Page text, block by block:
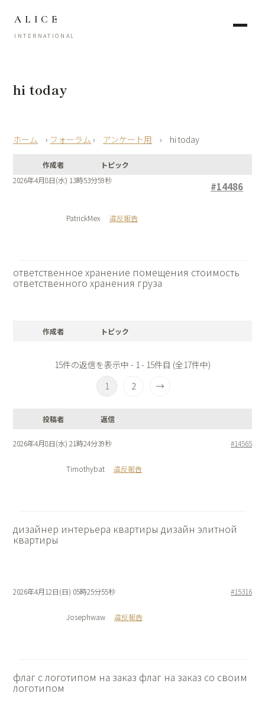
ALICE
INTERNATIONAL
hi today
› フォーラム › アンケート用 › hi today
作成者
トピック
2026年4月8日(水) 13時53分59秒
#14486
PatrickMex 違反報告
ответственное хранение помещения стоимость
ответственного хранения груза
作成者 トピック
15件の返信を表示中 - 1 - 15件目 (全17件中)
1 2 →
投稿者 返信
2026年4月8日(水) 21時24分39秒 #14565
Timothybat 違反報告
дизайнер интерьера квартиры дизайн элитной
квартиры
2026年4月12日(日) 05時25分55秒 #15316
Josephwaw 違反報告
флаг с логотипом на заказ флаг на заказ со своим
логотипом